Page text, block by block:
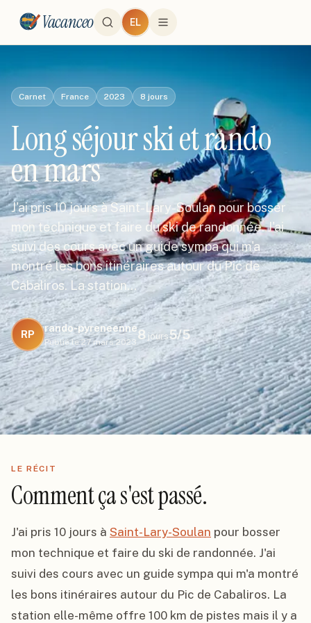
Vacanceo EL
Carnet France 2023 8 jours
Long séjour ski et rando
en mars
J'ai pris 10 jours à Saint-Lary-Soulan pour bosser
mon technique et faire du ski de randonnée. J'ai
suivi des cours avec un guide sympa qui m'a
montré les bons itinéraires autour du Pic de
Cabaliros. La station…
RP
rando-pyreneenne
Publié le 27 mars 2023
8 jours5/5
LE RÉCIT
Comment ça s'est passé.
J'ai pris 10 jours à Saint-Lary-Soulan pour bosser
mon technique et faire du ski de randonnée. J'ai
suivi des cours avec un guide sympa qui m'a montré
les bons itinéraires autour du Pic de Cabaliros. La
station elle-même offre 100 km de pistes mais il y a